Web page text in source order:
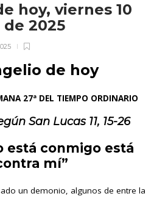
hoy, viernes 10
2025
de hoy
27ª DEL TIEMPO ORDINARIO
San Lucas 11, 15-26
está conmigo está
mí”
un demonio, algunos de entre la